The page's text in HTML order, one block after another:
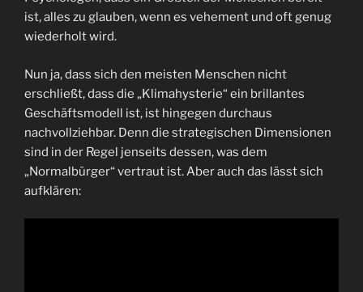
ist, alles zu glauben, wenn es vehement und oft genug
wiederholt wird.
Nun ja, dass sich den meisten Menschen nicht
erschließt, dass die „Klimahysterie“ ein brillantes
Geschäftsmodell ist, ist hingegen durchaus
nachvollziehbar. Denn die strategischen Dimensionen
sind in der Regel jenseits dessen, was dem
„Normalbürger“ vertraut ist. Aber auch das lässt sich
aufklären: